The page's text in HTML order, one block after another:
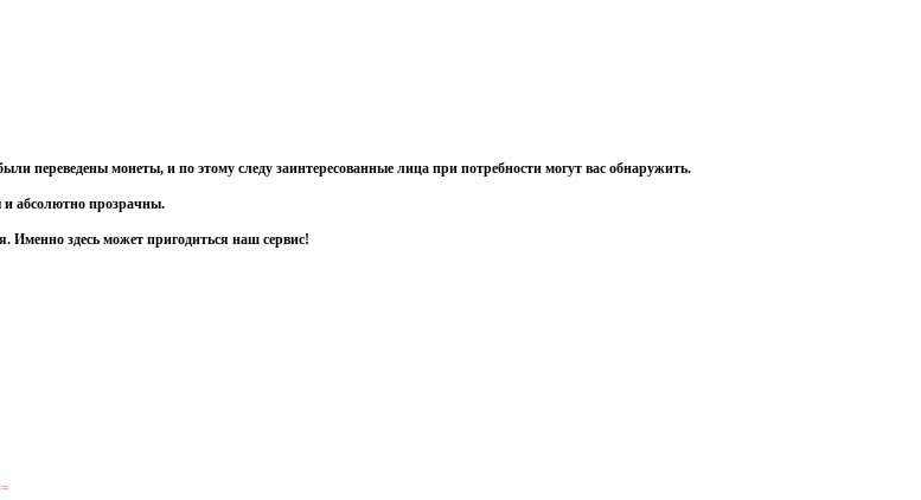
переведены монеты, и по этому следу заинтересованные лица при потребности могут вас обнаружить.
и абсолютно прозрачны.
Именно здесь может пригодиться наш сервис!